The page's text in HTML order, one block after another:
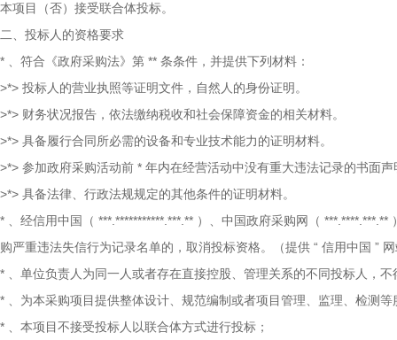
本项目（否）接受联合体投标。
二、投标人的资格要求
* 、符合《政府采购法》第 ** 条条件，并提供下列材料：
>*> 投标人的营业执照等证明文件，自然人的身份证明。
>*> 财务状况报告，依法缴纳税收和社会保障资金的相关材料。
>*> 具备履行合同所必需的设备和专业技术能力的证明材料。
>*> 参加政府采购活动前 * 年内在经营活动中没有重大违法记录的书面声
>*> 具备法律、行政法规规定的其他条件的证明材料。
* 、经信用中国（ ***.***********.***.** ）、中国政府采购网（ ***.****.***.**
购严重违法失信行为记录名单的，取消投标资格。（提供 “ 信用中国 ”
* 、单位负责人为同一人或者存在直接控股、管理关系的不同投标人，
* 、为本采购项目提供整体设计、规范编制或者项目管理、监理、检测
* 、本项目不接受投标人以联合体方式进行投标；